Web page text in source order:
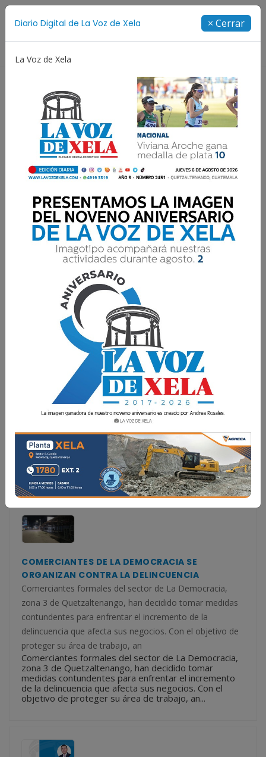
Diario Digital de La Voz de Xela × Cerrar
La Voz de Xela
Resultados para:Inseguridad en Xela
SURGE LA IDEA DE COLOCAR CÁMARAS EN
UNIDADES DEL TRANSPORTE PÚBLICO
La idea de que los microbuses que prestan el servicio
urbano en Xela puedan circular con dispositivos de
grabación fue planteada el jueves 16 de enero durante
una reunión entre propietarios de unidades colectivas y la
La idea de que los microbuses que prestan el servicio
urbano en Xela puedan circular con dispositivos de
grabación fue planteada el jueves 16 de enero
durante una reunión entre propietarios de unidades
colectivas y la gobernadora depart...
COMERCIANTES DE LA DEMOCRACIA SE
ORGANIZAN CONTRA LA DELINCUENCIA
Comerciantes formales del sector de La Democracia,
zona 3 de Quetzaltenango, han decidido tomar medidas
contundentes para enfrentar el incremento de la
delincuencia que afecta sus negocios. Con el objetivo de
proteger su área de trabajo, an
Comerciantes formales del sector de La Democracia,
zona 3 de Quetzaltenango, han decidido tomar
medidas contundentes para enfrentar el incremento
de la delincuencia que afecta sus negocios. Con el
objetivo de proteger su área de trabajo, an...